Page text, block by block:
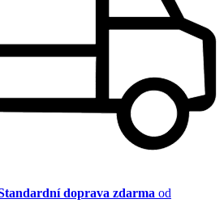
doprava zdarma od